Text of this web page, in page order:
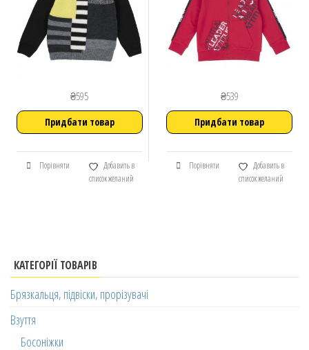
₴595
Придбати товар
Порівняти
Добавить в
список желаний
₴539
Придбати товар
Порівняти
Добавить в
список желаний
КАТЕГОРІЇ ТОВАРІВ
Брязкальця, підвіски, прорізувачі
Взуття
Босоніжки